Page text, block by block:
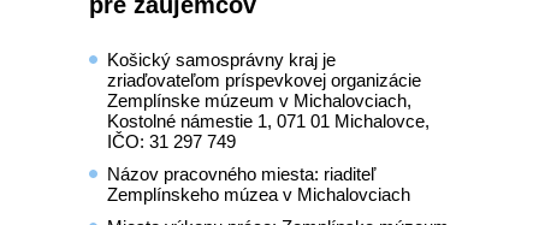
Košický samosprávny kraj je
zriaďovateľom príspevkovej organizácie
Zemplínske múzeum v Michalovciach,
Kostolné námestie 1, 071 01 Michalovce,
IČO: 31 297 749
Názov pracovného miesta: riaditeľ
Zemplínskeho múzea v Michalovciach